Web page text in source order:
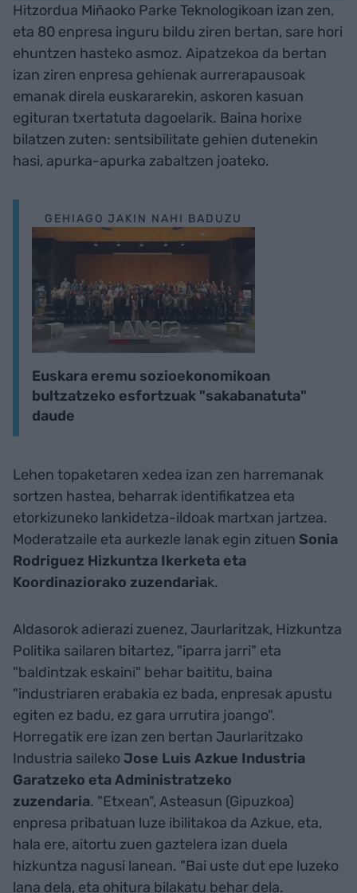
Hitzordua Miñaoko Parke Teknologikoan izan zen,
eta 80 enpresa inguru bildu ziren bertan, sare hori
ehuntzen hasteko asmoz. Aipatzekoa da bertan
izan ziren enpresa gehienak aurrerapausoak
emanak direla euskararekin, askoren kasuan
egituran txertatuta dagoelarik. Baina horixe
bilatzen zuten: sentsibilitate gehien dutenekin
hasi, apurka-apurka zabaltzen joateko.
GEHIAGO JAKIN NAHI BADUZU
Euskara eremu sozioekonomikoan
bultzatzeko esfortzuak "sakabanatuta"
daude
Lehen topaketaren xedea izan zen harremanak
sortzen hastea, beharrak identifikatzea eta
etorkizuneko lankidetza-ildoak martxan jartzea.
Moderatzaile eta aurkezle lanak egin zituen Sonia
Rodriguez Hizkuntza Ikerketa eta
Koordinaziorako zuzendariak.
Aldasorok adierazi zuenez, Jaurlaritzak, Hizkuntza
Politika sailaren bitartez, "iparra jarri" eta
"baldintzak eskaini" behar baititu, baina
"industriaren erabakia ez bada, enpresak apustu
egiten ez badu, ez gara urrutira joango".
Horregatik ere izan zen bertan Jaurlaritzako
Industria sailekoJose Luis Azkue Industria
Garatzeko eta Administratzeko
zuzendaria. "Etxean", Asteasun (Gipuzkoa)
enpresa pribatuan luze ibilitakoa da Azkue, eta,
hala ere, aitortu zuen gaztelera izan duela
hizkuntza nagusi lanean. "Bai uste dut epe luzeko
lana dela, eta ohitura bilakatu behar dela.